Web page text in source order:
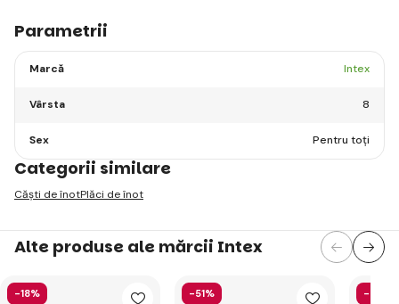
Parametrii
Marcă Intex
Vârsta 8
Sex Pentru toți
Categorii similare
Căști de înotPlăci de înot
Alte produse ale mărcii Intex
-18% -51% -40%